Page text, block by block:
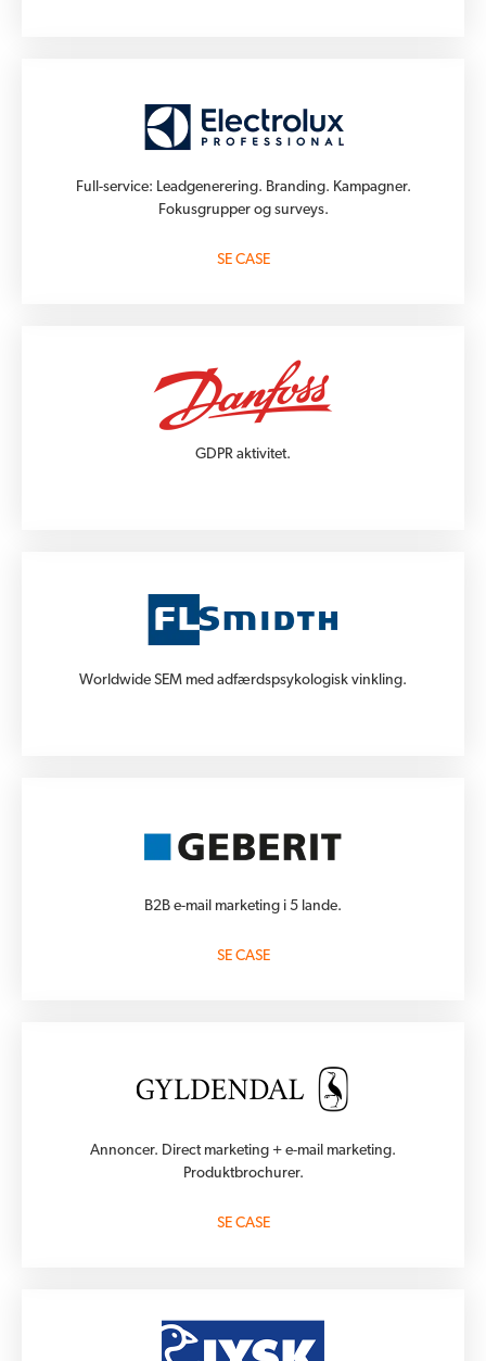
Full-service: Leadgenerering. Branding. Kampagner.
Fokusgrupper og surveys.
SE CASE
GDPR aktivitet.
Worldwide SEM med adfærdspsykologisk vinkling.
B2B e-mail marketing i 5 lande.
SE CASE
Annoncer. Direct marketing + e-mail marketing.
Produktbrochurer.
SE CASE